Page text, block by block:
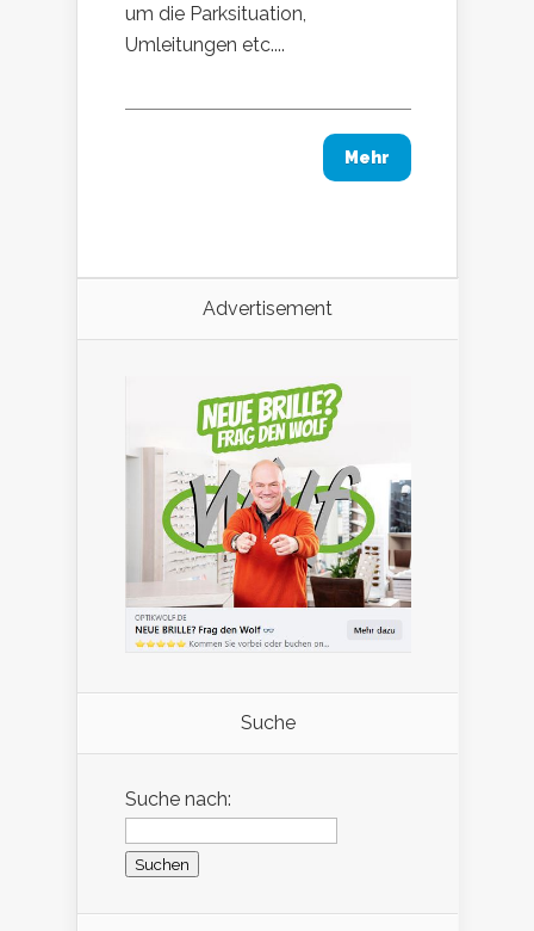
um die Parksituation,
Umleitungen etc....
Mehr
Advertisement
Suche
Suche nach: